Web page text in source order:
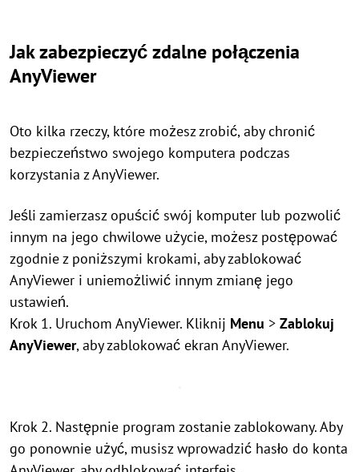
Jak zabezpieczyć zdalne połączenia
AnyViewer
Oto kilka rzeczy, które możesz zrobić, aby chronić
bezpieczeństwo swojego komputera podczas
korzystania z AnyViewer.
Jeśli zamierzasz opuścić swój komputer lub pozwolić
innym na jego chwilowe użycie, możesz postępować
zgodnie z poniższymi krokami, aby zablokować
AnyViewer i uniemożliwić innym zmianę jego
ustawień.
Krok 1. Uruchom AnyViewer. Kliknij Menu > Zablokuj
AnyViewer, aby zablokować ekran AnyViewer.
Krok 2. Następnie program zostanie zablokowany. Aby
go ponownie użyć, musisz wprowadzić hasło do konta